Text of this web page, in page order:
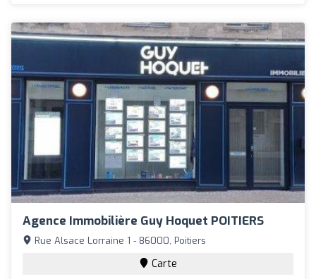
Agence Immobilière Guy Hoquet POITIERS
Rue Alsace Lorraine 1 - 86000, Poitiers
Carte